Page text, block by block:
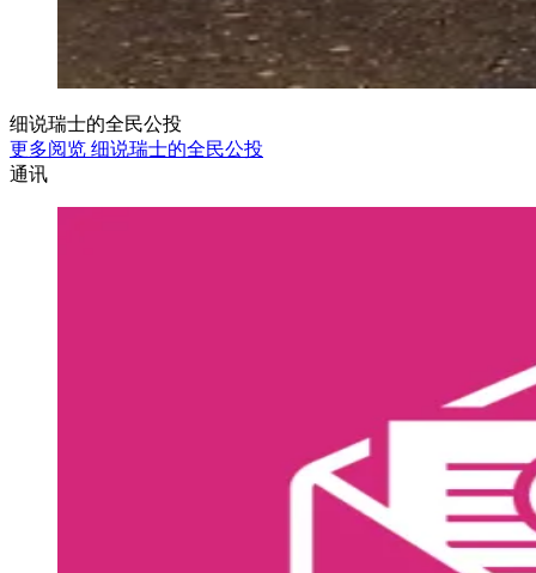
细说瑞士的全民公投
更多阅览 细说瑞士的全民公投
通讯